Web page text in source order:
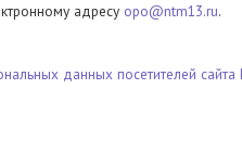
адресу opo@ntm13.ru.
данных посетителей